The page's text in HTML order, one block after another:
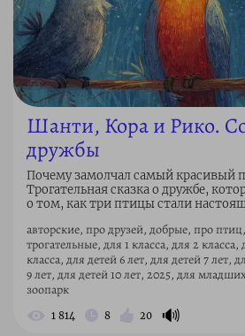
Шанти, Кора и Рико.
дружбы
Почему замолчал самый красивый
Трогательная сказка о дружбе,
о том, как три птицы стали
авторские, про друзей, добрые, про
трогательные, для 1 класса, для 2 класса,
класса, для детей 6 лет, для детей 7 лет,
9 лет, для детей 10 лет, 2025, для
зоопарк
1 814 8 20 🔊